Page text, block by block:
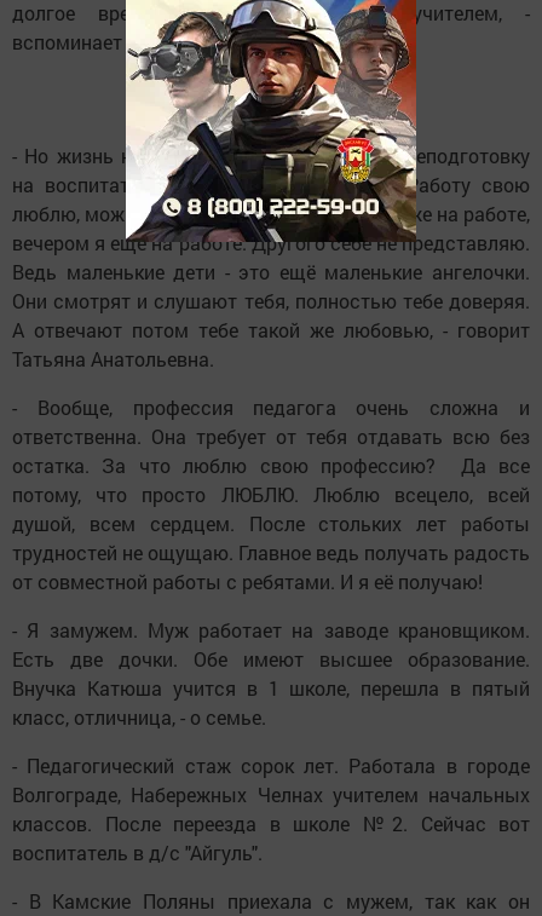
долгое время проработала именно учителем, -
вспоминает Татьяна Анатольевна.
- Но жизнь не стоит на месте. Прошла переподготовку
на воспитателя, сейчас им и работаю. Работу свою
люблю, можно сказать, ею живу. Утром я уже на работе,
вечером я ещё на работе. Другого себе не представляю.
Ведь маленькие дети - это ещё маленькие ангелочки.
Они смотрят и слушают тебя, полностью тебе доверяя.
А отвечают потом тебе такой же любовью, - говорит
Татьяна Анатольевна.
- Вообще, профессия педагога очень сложна и
ответственна. Она требует от тебя отдавать всю без
остатка. За что люблю свою профессию? Да все
потому, что просто ЛЮБЛЮ. Люблю всецело, всей
душой, всем сердцем. После стольких лет работы
трудностей не ощущаю. Главное ведь получать радость
от совместной работы с ребятами. И я её получаю!
- Я замужем. Муж работает на заводе крановщиком.
Есть две дочки. Обе имеют высшее образование.
Внучка Катюша учится в 1 школе, перешла в пятый
класс, отличница, - о семье.
- Педагогический стаж сорок лет. Работала в городе
Волгограде, Набережных Челнах учителем начальных
классов. После переезда в школе №2. Сейчас вот
воспитатель в д/с "Айгуль".
- В Камские Поляны приехала с мужем, так как он